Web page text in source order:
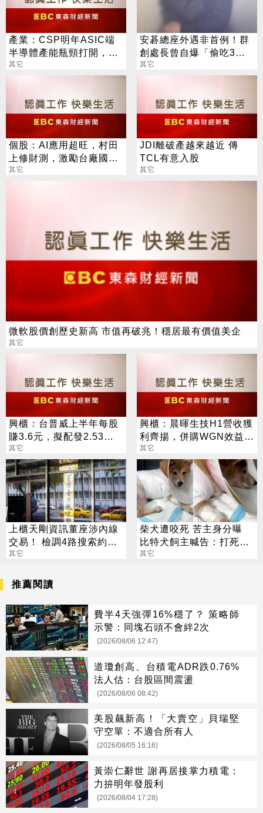
產業：CSP明年ASIC端
半導體產能瓶頸打開，博
通、世芯、創意、智原、
其它
安碁總座外遇非首例！群
創處長曾自爆「偷吃3女
業務」：誠實面對自己犯
其它
個股：AI應用超旺，村田
上修財測，激勵台廠國巨
*、華新科等股價歡慶亮燈
其它
JDI離破產越來越近 傳
TCL有意入股
其它
微軟股價創歷史新高 市值再破兆！穩居最有價值美企
其它
興櫃：台普威上半年每股
賺3.6元，擬配發2.53元
股息及買回庫藏股60萬股
其它
興櫃：晨暉生技H1營收獲
利齊揚，併購WGN效益本
季放大，全年營運拚逐季
升溫
其它
上櫃天剛資訊董座涉內線
交易！ 檢調4路搜索約談5
人
其它
柴犬遭咬死 苦主身分曝
比特犬飼主喊告：打死我
的狗
其它
推薦閱讀
費半4天強彈16%穩了？ 策略師
示警：同塊石頭不會絆2次
(2026/08/06 12:47)
道瓊創高、台積電ADR跌0.76%
法人估：台股區間震盪
(2026/08/06 08:42)
美股飆新高！「大賣空」貝瑞堅
守空單：不適合所有人
(2026/08/05 16:16)
黃崇仁辭世 謝再居接掌力積電：
力拚明年發股利
(2026/08/04 17:28)